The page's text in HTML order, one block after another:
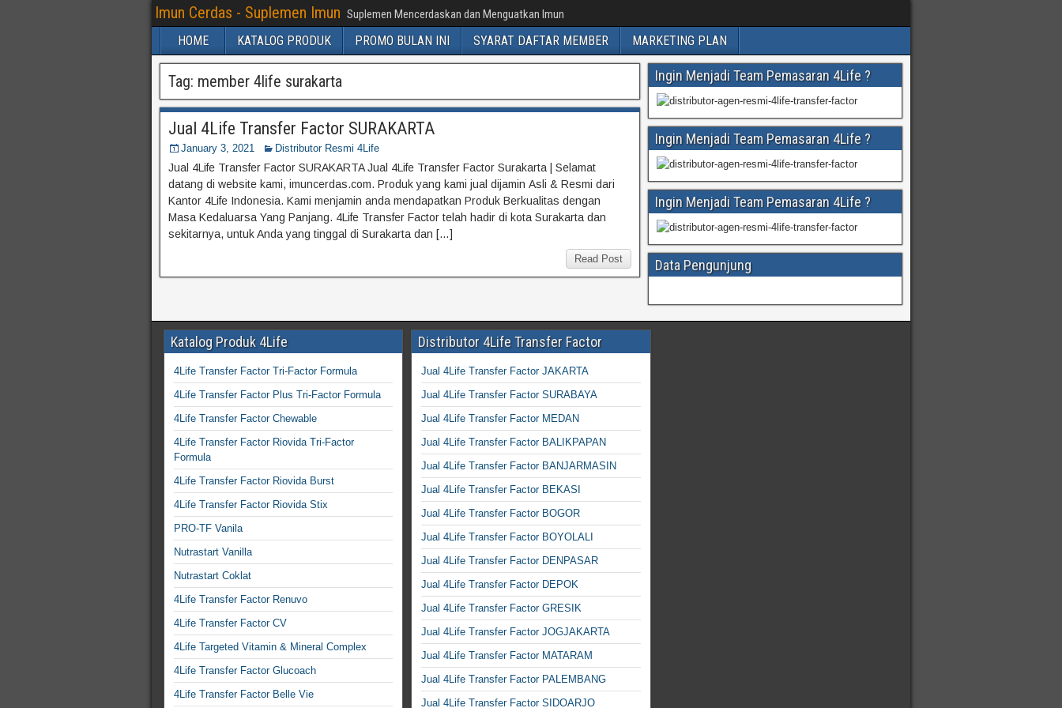
Imun Cerdas - Suplemen Imun Suplemen Mencerdaskan dan Menguatkan Imun
HOME KATALOG PRODUK PROMO BULAN INI SYARAT DAFTAR MEMBER MARKETING PLAN
Tag: member 4life surakarta
Jual 4Life Transfer Factor SURAKARTA
January 3, 2021 Distributor Resmi 4Life
Jual 4Life Transfer Factor SURAKARTA Jual 4Life Transfer Factor Surakarta | Selamat
datang di website kami, imuncerdas.com. Produk yang kami jual dijamin Asli & Resmi dari
Kantor 4Life Indonesia. Kami menjamin anda mendapatkan Produk Berkualitas dengan
Masa Kedaluarsa Yang Panjang. 4Life Transfer Factor telah hadir di kota Surakarta dan
sekitarnya, untuk Anda yang tinggal di Surakarta dan […]
Read Post
Ingin Menjadi Team Pemasaran 4Life ?
Ingin Menjadi Team Pemasaran 4Life ?
Ingin Menjadi Team Pemasaran 4Life ?
Data Pengunjung
Katalog Produk 4Life
4Life Transfer Factor Tri-Factor Formula
4Life Transfer Factor Plus Tri-Factor Formula
4Life Transfer Factor Chewable
4Life Transfer Factor Riovida Tri-Factor
Formula
4Life Transfer Factor Riovida Burst
4Life Transfer Factor Riovida Stix
PRO-TF Vanila
Nutrastart Vanilla
Nutrastart Coklat
4Life Transfer Factor Renuvo
4Life Transfer Factor CV
4Life Targeted Vitamin & Mineral Complex
4Life Transfer Factor Glucoach
4Life Transfer Factor Belle Vie
Distributor 4Life Transfer Factor
Jual 4Life Transfer Factor JAKARTA
Jual 4Life Transfer Factor SURABAYA
Jual 4Life Transfer Factor MEDAN
Jual 4Life Transfer Factor BALIKPAPAN
Jual 4Life Transfer Factor BANJARMASIN
Jual 4Life Transfer Factor BEKASI
Jual 4Life Transfer Factor BOGOR
Jual 4Life Transfer Factor BOYOLALI
Jual 4Life Transfer Factor DENPASAR
Jual 4Life Transfer Factor DEPOK
Jual 4Life Transfer Factor GRESIK
Jual 4Life Transfer Factor JOGJAKARTA
Jual 4Life Transfer Factor MATARAM
Jual 4Life Transfer Factor PALEMBANG
Jual 4Life Transfer Factor SIDOARJO